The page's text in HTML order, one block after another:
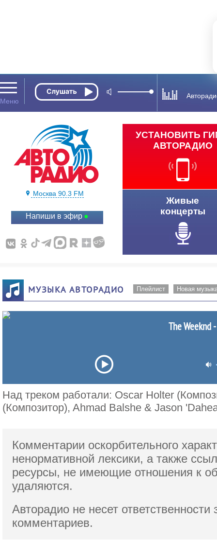
Москва 90.3 FM
Напиши в эфир
УСТАНОВИТЬ
АВТОРАДИО
Живые
концерты
МУЗЫКА АВТОРАДИО Плейлист Новая
The Weeknd
Над треком работали: Oscar Holter
(Композитор), Ahmad Balshe & Jason
Комментарии оскорбительного
ненормативной лексики, а также
ресурсы, не имеющие отношения к
удаляются.
Авторадио не несет ответственности
комментариев.